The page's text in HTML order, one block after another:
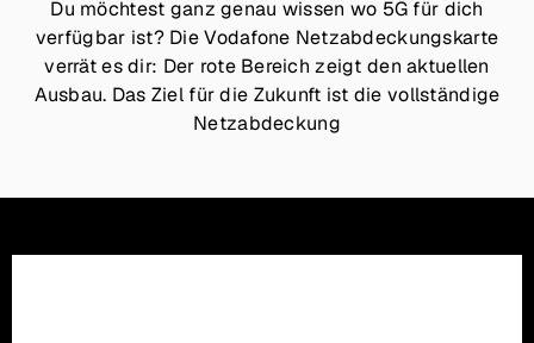
Du möchtest ganz genau wissen wo 5G für dich
verfügbar ist? Die Vodafone Netzabdeckungskarte
verrät es dir: Der rote Bereich zeigt den aktuellen
Ausbau. Das Ziel für die Zukunft ist die vollständige
Netzabdeckung